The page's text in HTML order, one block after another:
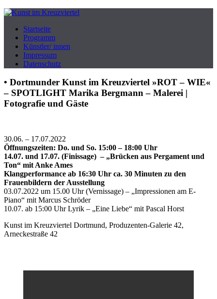
Kunst im Kreuzviertel
Produzenten-Galerie 42
Startseite
Programm
Künstler/ innen
Impressum
Datenschutz
• Dortmunder Kunst im Kreuzviertel »ROT – WIE«
– SPOTLIGHT Marika Bergmann – Malerei |
Fotografie und Gäste
30.06. – 17.07.2022
Öffnungszeiten: Do. und So. 15:00 – 18:00 Uhr
14.07. und 17.07. (Finissage) – „Brücken aus Pergament und
Ton“ mit Anke Ames
Klangperformance ab 16:30 Uhr ca. 30 Minuten zu den
Frauenbildern der Ausstellung
03.07.2022 um 15.00 Uhr (Vernissage) – „Impressionen am E-
Piano“ mit Marcus Schröder
10.07. ab 15:00 Uhr Lyrik – „Eine Liebe“ mit Pascal Horst
Kunst im Kreuzviertel Dortmund, Produzenten-Galerie 42,
Arneckestraße 42